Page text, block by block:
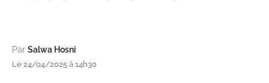
Par Salwa Hosni
Le 24/04/2025 à 14h30